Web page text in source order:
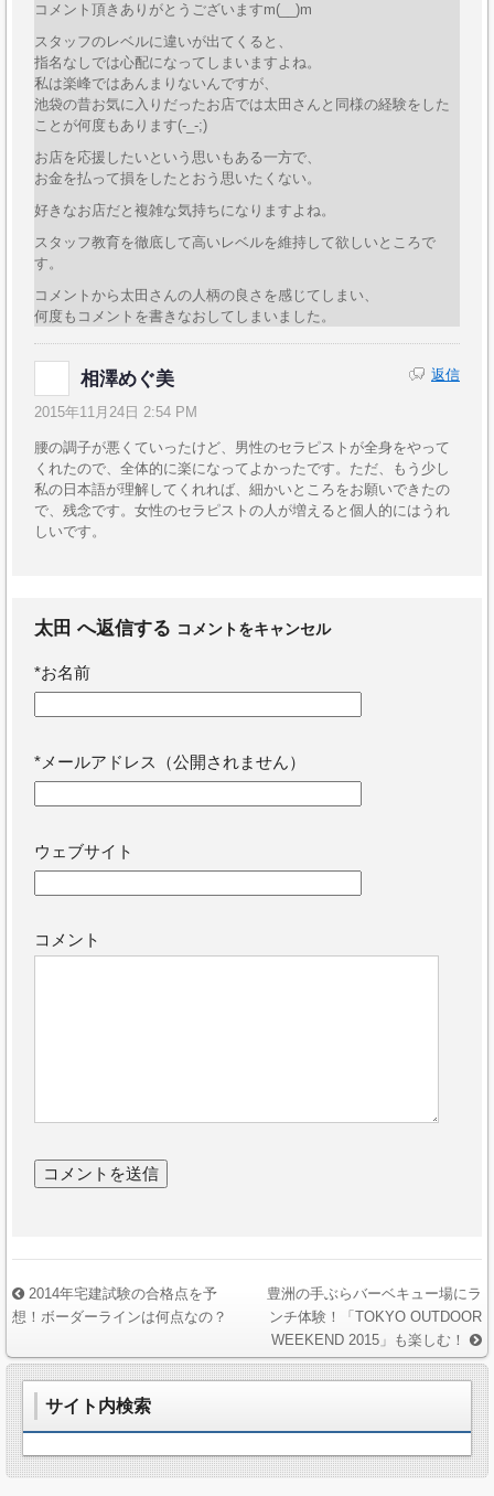
コメント頂きありがとうございますm(__)m
スタッフのレベルに違いが出てくると、
指名なしでは心配になってしまいますよね。
私は楽峰ではあんまりないんですが、
池袋の昔お気に入りだったお店では太田さんと同様の経験をした
ことが何度もあります(-_-;)
お店を応援したいという思いもある一方で、
お金を払って損をしたとおう思いたくない。
好きなお店だと複雑な気持ちになりますよね。
スタッフ教育を徹底して高いレベルを維持して欲しいところで
す。
コメントから太田さんの人柄の良さを感じてしまい、
何度もコメントを書きなおしてしまいました。
相澤めぐ美
2015年11月24日 2:54 PM
腰の調子が悪くていったけど、男性のセラピストが全身をやって
くれたので、全体的に楽になってよかったです。ただ、もう少し
私の日本語が理解してくれれば、細かいところをお願いできたの
で、残念です。女性のセラピストの人が増えると個人的にはうれ
しいです。
返信
太田 へ返信する コメントをキャンセル
*お名前
* メールアドレス（公開されません）
ウェブサイト
コメント
2014年宅建試験の合格点を予
想！ボーダーラインは何点なの？
豊洲の手ぶらバーベキュー場にラ
ンチ体験！「TOKYO OUTDOOR
WEEKEND 2015」も楽しむ！
サイト内検索